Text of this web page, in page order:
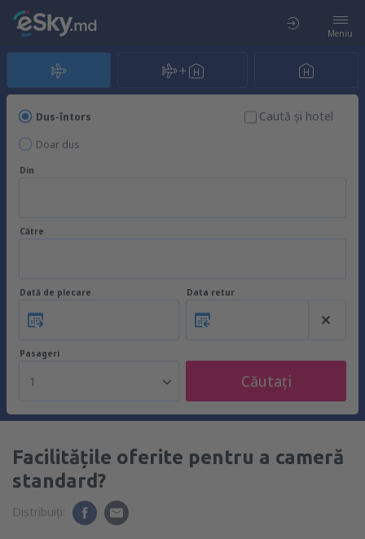
Meniu
Dus-întors
Doar dus
Caută şi hotel
Din
Către
Dată de plecare Data retur
Pasageri
1 Căutați
Facilitățile oferite pentru a cameră
standard?
Distribuiți: